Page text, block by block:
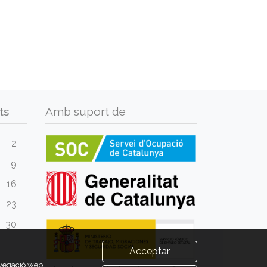
2
9
16
23
30
Amb suport de
web.
Acceptar